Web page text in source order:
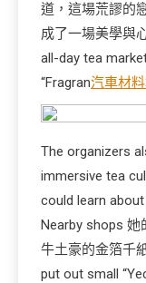
道，這場荒謬的
成了一場美學與
all-day tea
“Fragran汽車材
The organizers
immersive tea
could learn
Nearby shops
牛土豪的金箔千
put out small